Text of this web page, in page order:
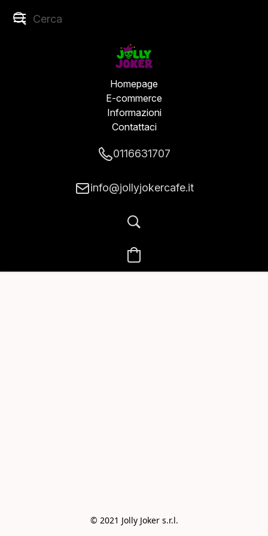
Homepage
E-commerce
Informazioni
Contattaci
0116631707
info@jollyjokercafe.it
© 2021 Jolly Joker s.r.l.